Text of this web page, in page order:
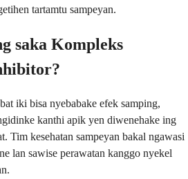
tartamtu sampeyan.
saka Kompleks
iki bisa nyebabake efek samping,
kanthi apik yen diwenehake ing
Tim kesehatan sampeyan bakal ngawasi
lan sawise perawatan kanggo nyekel